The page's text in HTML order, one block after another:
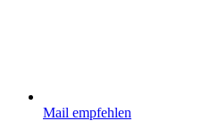
Mail empfehlen